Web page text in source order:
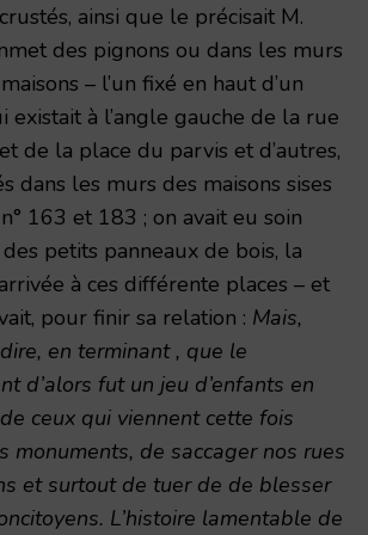
ainsi que le précisait M.
des pignons ou dans les murs
– l’un fixé en haut d’un
à l’angle gauche de la rue
de la place du parvis et d’autres,
dans les murs des maisons sises
163 et 183 ; on avait eu soin
des petits panneaux de bois, la
à ces différente places – et
pour finir sa relation : Mais,
en terminant , que le
d’alors fut un jeu d’enfants en
ceux qui viennent cette fois
monuments, de saccager nos rues
et surtout de tuer de de blesser
L’histoire lamentable de